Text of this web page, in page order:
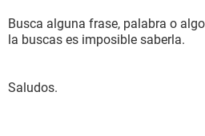
Busca alguna frase, palabra o
la buscas es imposible saberla.
Saludos.